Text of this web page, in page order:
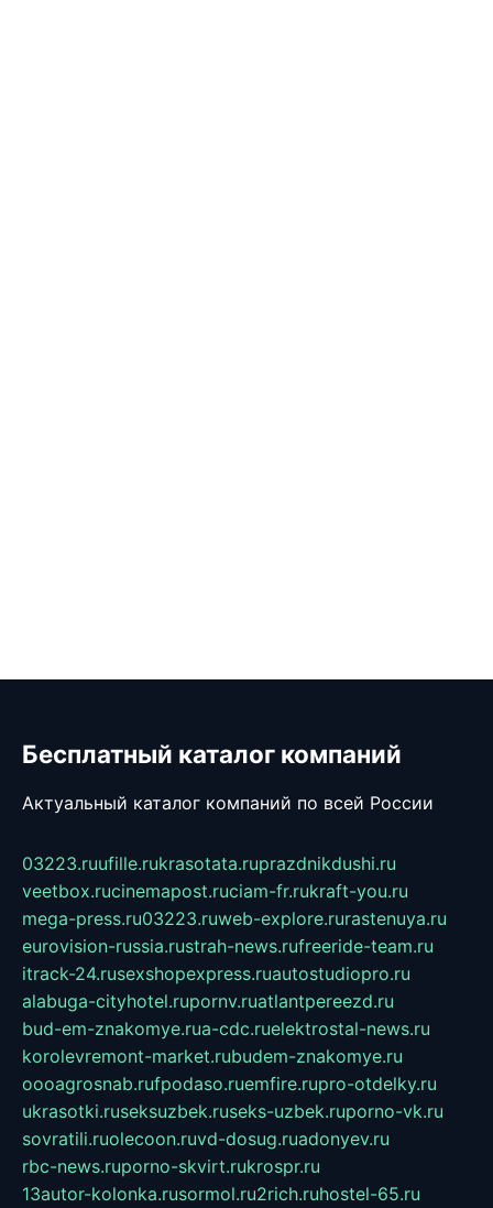
Бесплатный каталог компаний
Актуальный каталог компаний по всей России
03223.ruufille.rukrasotata.ruprazdnikdushi.ru
veetbox.rucinemapost.ruciam-fr.rukraft-you.ru
mega-press.ru03223.ruweb-explore.rurastenuya.ru
eurovision-russia.rustrah-news.rufreeride-team.ru
itrack-24.rusexshopexpress.ruautostudiopro.ru
alabuga-cityhotel.rupornv.ruatlantpereezd.ru
bud-em-znakomye.rua-cdc.ruelektrostal-news.ru
korolevremont-market.rubudem-znakomye.ru
oooagrosnab.rufpodaso.ruemfire.rupro-otdelky.ru
ukrasotki.ruseksuzbek.ruseks-uzbek.ruporno-vk.ru
sovratili.ruolecoon.ruvd-dosug.ruadonyev.ru
rbc-news.ruporno-skvirt.rukrospr.ru
13autor-kolonka.rusormol.ru2rich.ruhostel-65.ru